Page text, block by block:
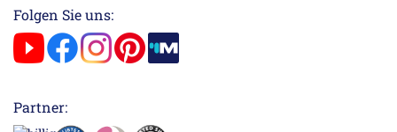
Folgen Sie uns:
Partner: